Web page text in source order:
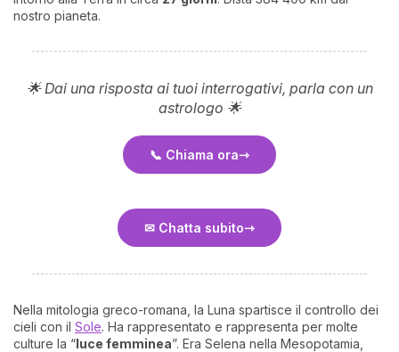
nostro pianeta.
🌟 Dai una risposta ai tuoi interrogativi, parla con un
astrologo 🌟
📞 Chiama ora
✉ Chatta subito
Nella mitologia greco-romana, la Luna spartisce il controllo dei
cieli con il Sole. Ha rappresentato e rappresenta per molte
culture la “luce femminea”. Era Selena nella Mesopotamia,